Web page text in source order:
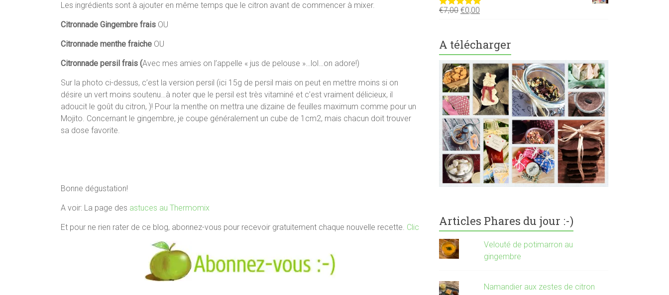
Les ingrédients sont à ajouter en même temps que le citron avant de commencer à mixer.
Citronnade Gingembre frais OU
Citronnade menthe fraiche OU
Citronnade persil frais (Avec mes amies on l’appelle « jus de pelouse »…lol…on adore!)
Sur la photo ci-dessus, c’est la version persil (ici 15g de persil mais on peut en mettre moins si on
désire un vert moins soutenu…à noter que le persil est très vitaminé et c’est vraiment délicieux, il
adoucit le goût du citron, )! Pour la menthe on mettra une dizaine de feuilles maximum comme pour un
Mojito. Concernant le gingembre, je coupe généralement un cube de 1cm2, mais chacun doit trouver
sa dose favorite.
Bonne dégustation!
A voir: La page des astuces au Thermomix
Et pour ne rien rater de ce blog, abonnez-vous pour recevoir gratuitement chaque nouvelle recette. Clic
Note5.00
€7,00 €0,00
A télécharger
Articles Phares du jour :-)
Velouté de potimarron au
gingembre
Namandier aux zestes de citron